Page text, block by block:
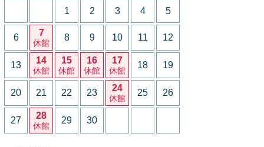
1 2 3 4 5
6 7
休館
8 9 10 11 12
13 14
休館
15
休館
16
休館
17
休館
18 19
20 21 22 23 24
休館
25 26
27 28
休館
29 30